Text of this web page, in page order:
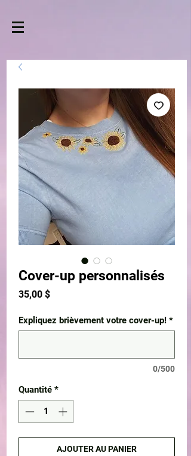
Cover-up personnalisés
35,00 $Prix
Expliquez brièvement votre cover-up! *
0/500
Quantité *
AJOUTER AU PANIER